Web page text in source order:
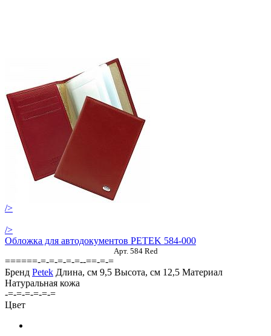
/>
/>
Обложка для автодокументов PETEK 584-000
Арт. 584 Red
======-=-=-=-=-=--==-=-=
Бренд Petek Длина, см 9,5 Высота, см 12,5 Материал
Натуральная кожа
-=-=-=-=-=-=
Цвет